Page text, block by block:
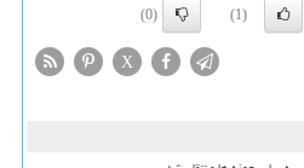
(1)
(0)
X